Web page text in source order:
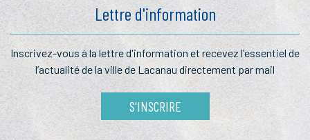
Lettre d'information
Inscrivez-vous à la lettred'information et recevez l'essentiel de
l’actualité de la ville de Lacanau directement par mail
S'INSCRIRE